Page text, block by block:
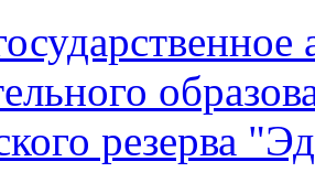
резерва